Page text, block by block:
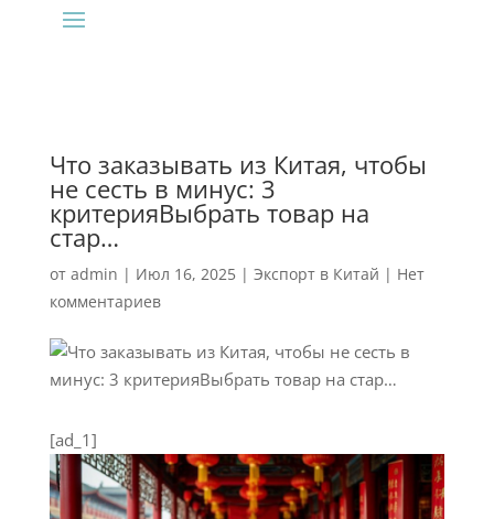
Что заказывать из Китая, чтобы
не сесть в минус: 3
критерияВыбрать товар на
стар…
от admin | Июл 16, 2025| Экспорт в Китай | Нет
комментариев
[ad_1]